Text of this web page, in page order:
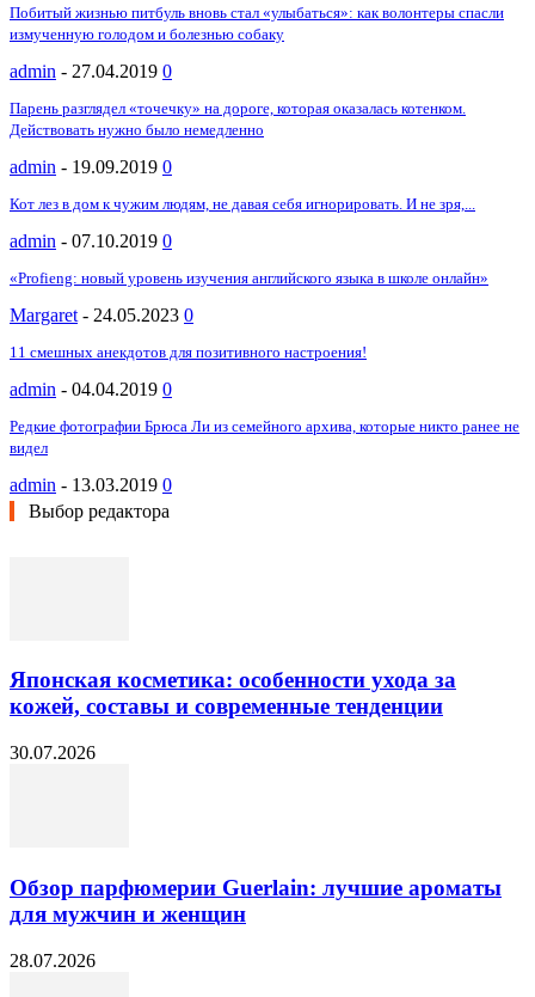
Побитый жизнью питбуль вновь стал «улыбаться»: как волонтеры спасли
измученную голодом и болезнью собаку
admin - 27.04.2019 0
Парень разглядел «точечку» на дороге, которая оказалась котенком.
Действовать нужно было немедленно
admin - 19.09.2019 0
Кот лез в дом к чужим людям, не давая себя игнорировать. И не зря,...
admin - 07.10.2019 0
«Profieng: новый уровень изучения английского языка в школе онлайн»
Margaret - 24.05.2023 0
11 смешных анекдотов для позитивного настроения!
admin - 04.04.2019 0
Редкие фотографии Брюса Ли из семейного архива, которые никто ранее не
видел
admin - 13.03.2019 0
Выбор редактора
Японская косметика: особенности ухода за
кожей, составы и современные тенденции
30.07.2026
Обзор парфюмерии Guerlain: лучшие ароматы
для мужчин и женщин
28.07.2026